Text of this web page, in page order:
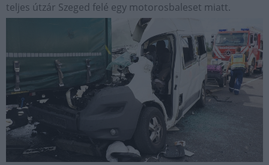
teljes útzár Szeged felé egy motorosbaleset miatt.